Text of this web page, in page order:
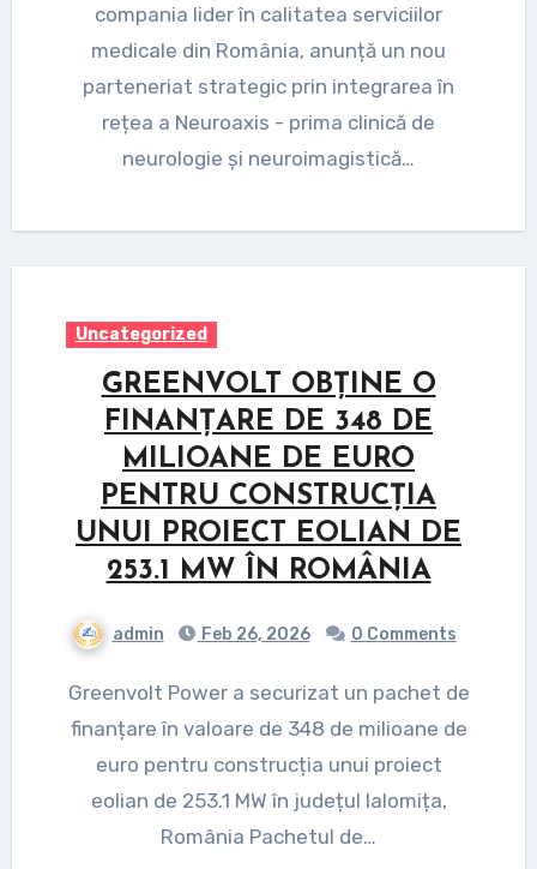
compania lider în calitatea serviciilor
medicale din România, anunță un nou
parteneriat strategic prin integrarea în
rețea a Neuroaxis - prima clinică de
neurologie și neuroimagistică…
Uncategorized
GREENVOLT OBȚINE O
FINANȚARE DE 348 DE
MILIOANE DE EURO
PENTRU CONSTRUCȚIA
UNUI PROIECT EOLIAN DE
253.1 MW ÎN ROMÂNIA
admin Feb 26, 2026 0 Comments
Greenvolt Power a securizat un pachet de
finanțare în valoare de 348 de milioane de
euro pentru construcția unui proiect
eolian de 253.1 MW în județul Ialomița,
România Pachetul de…